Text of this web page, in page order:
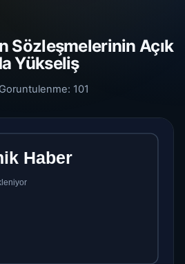
Sözleşmelerinin Açık
Yükseliş
Goruntulenme: 101